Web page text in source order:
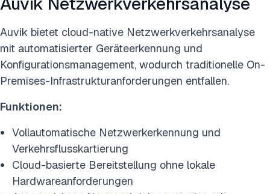
Auvik bietet cloud-native Netzwerkverkehrsanalyse
mit automatisierter Geräteerkennung und
Konfigurationsmanagement, wodurch traditionelle On-
Premises-Infrastrukturanforderungen entfallen.
Funktionen:
Vollautomatische Netzwerkerkennung und
Verkehrsflusskartierung
Cloud-basierte Bereitstellung ohne lokale
Hardwareanforderungen